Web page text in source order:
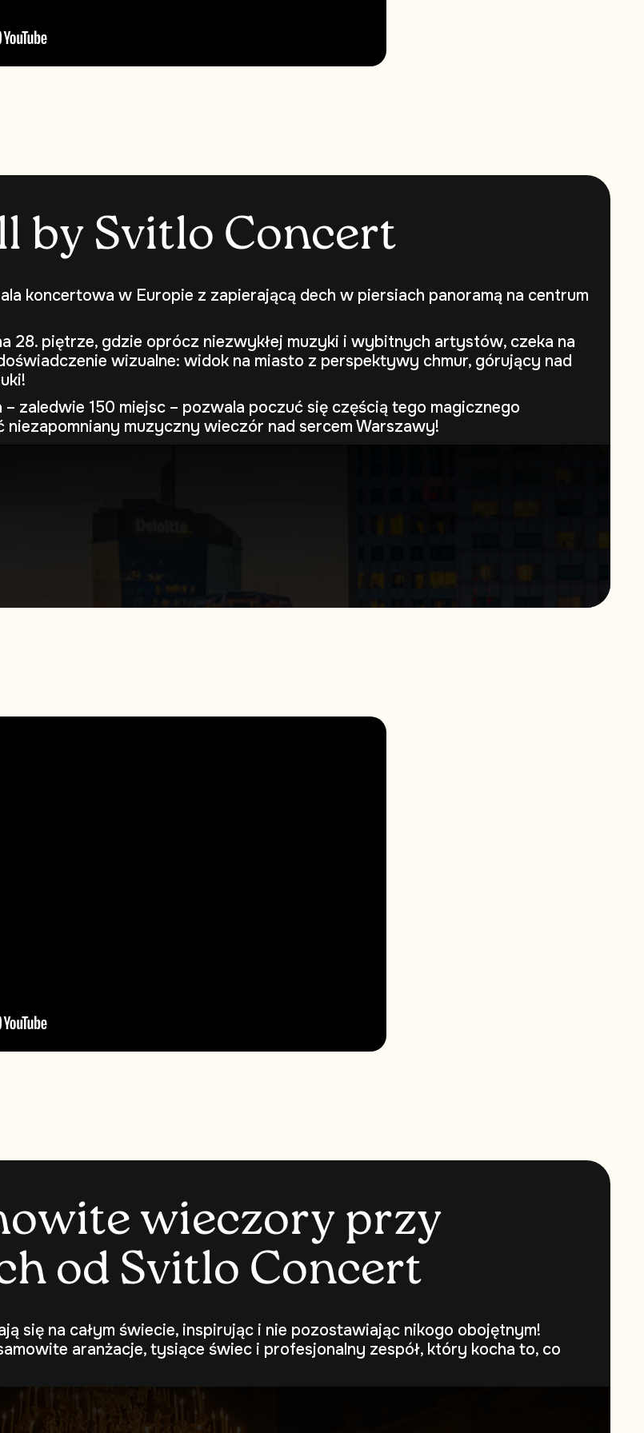
l by Svitlo Concert
koncertowa w Europie z zapierającą dech w piersiach panoramą na centrum
28. piętrze, gdzie oprócz niezwykłej muzyki i wybitnych artystów, czeka na
wizualne: widok na miasto z perspektywy chmur, górujący nad
– zaledwie 150 miejsc – pozwala poczuć się częścią tego magicznego
muzyczny wieczór nad sercem Warszawy!
owite wieczory przy
h od Svitlo Concert
się na całym świecie, inspirując i nie pozostawiając nikogo obojętnym!
aranżacje, tysiące świec i profesjonalny zespół, który kocha to, co